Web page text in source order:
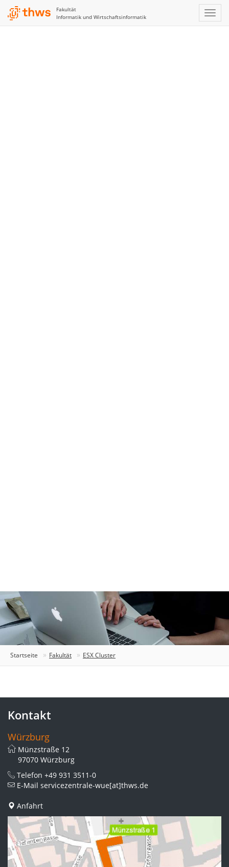
Fakultät
Informatik und Wirtschaftsinformatik
Startseite Fakultät ESX Cluster
Kontakt
Würzburg
Münzstraße 12
97070 Würzburg
Telefon +49 931 3511-0
E-Mail servicezentrale-wue[at]thws.de
Anfahrt